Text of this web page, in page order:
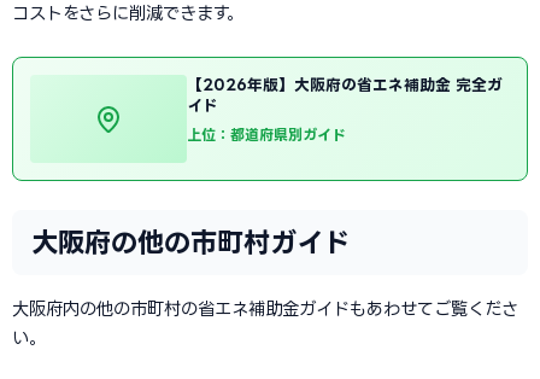
コストをさらに削減できます。
【2026年版】大阪府の省エネ補助金 完全ガ
イド
上位：都道府県別ガイド
大阪府の他の市町村ガイド
大阪府内の他の市町村の省エネ補助金ガイドもあわせてご覧くださ
い。